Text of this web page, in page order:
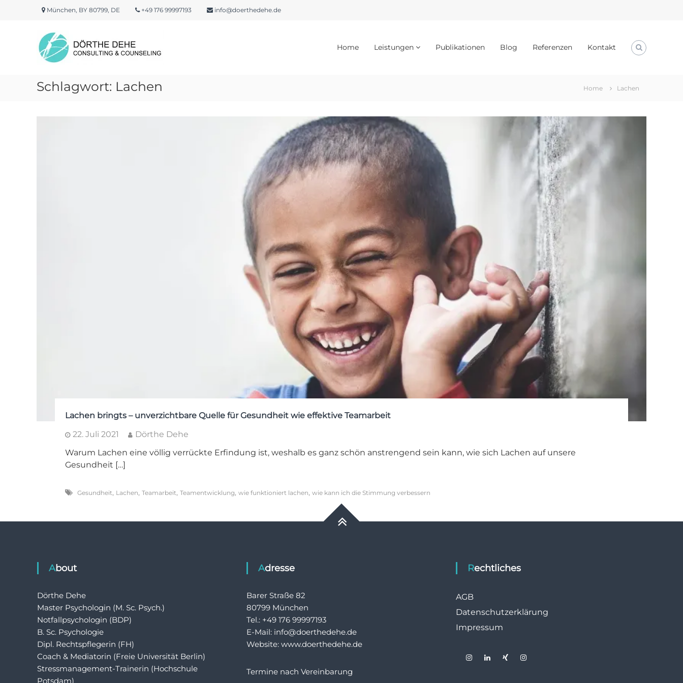
München, BY 80799, DE +49 176 99997193 info@doerthedehe.de
Dörthe
Dehe
Consulting
Counseling
Home Leistungen Publikationen Blog Referenzen Kontakt
Schlagwort: Lachen Home Lachen
Lachen bringts – unverzichtbare Quelle für Gesundheit wie effektive Teamarbeit
22. Juli 2021
Dörthe Dehe
Warum Lachen eine völlig verrückte Erfindung ist, weshalb es ganz schön anstrengend sein kann, wie sich Lachen auf unsere
Gesundheit […]
Gesundheit, Lachen, Teamarbeit, Teamentwicklung, wie funktioniert lachen, wie kann ich die Stimmung verbessern
About
Dörthe Dehe
Master Psychologin (M. Sc. Psych.)
Notfallpsychologin (BDP)
B. Sc. Psychologie
Dipl. Rechtspflegerin (FH)
Coach & Mediatorin (Freie Universität Berlin)
Stressmanagement-Trainerin (Hochschule
Potsdam)
Adresse
Barer Straße 82
80799 München
Tel.: +49 176 99997193
E-Mail: info@doerthedehe.de
Website: www.doerthedehe.de
Termine nach Vereinbarung
Rechtliches
AGB
Datenschutzerklärung
Impressum